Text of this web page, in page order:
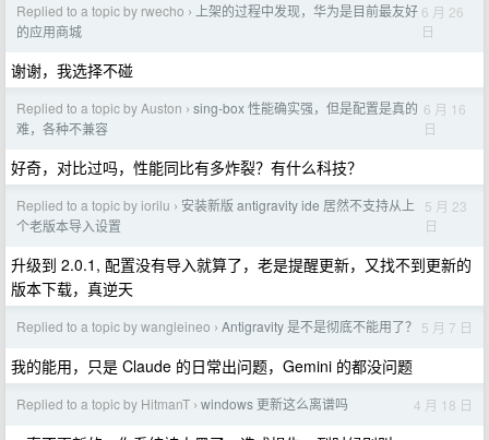
Replied to a topic by rwecho ›
上架的过程中发现，华为是目前最友好
的应用商城
6 月 26
日
谢谢，我选择不碰
Replied to a topic by Auston › sing-box 性能确实强，但是配置是真的
难，各种不兼容
6 月 16
日
好奇，对比过吗，性能同比有多炸裂？有什么科技？
Replied to a topic by iorilu › 安装新版 antigravity ide 居然不支持从上
个老版本导入设置
5 月 23
日
升级到 2.0.1, 配置没有导入就算了，老是提醒更新，又找不到更新的
版本下载，真逆天
Replied to a topic by wangleineo › Antigravity 是不是彻底不能用了？ 5 月 7 日
我的能用，只是 Claude 的日常出问题，Gemini 的都没问题
Replied to a topic by HitmanT › windows 更新这么离谱吗 4 月 18 日